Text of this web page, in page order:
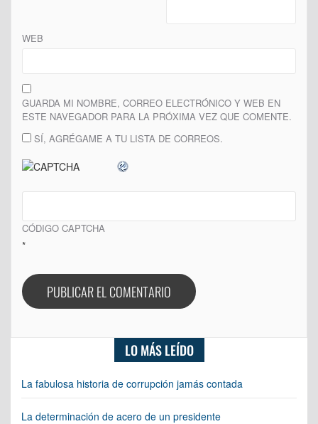
WEB
GUARDA MI NOMBRE, CORREO ELECTRÓNICO Y WEB EN
ESTE NAVEGADOR PARA LA PRÓXIMA VEZ QUE COMENTE.
SÍ, AGRÉGAME A TU LISTA DE CORREOS.
CÓDIGO CAPTCHA
*
LO MÁS LEÍDO
La fabulosa historia de corrupción jamás contada
La determinación de acero de un presidente